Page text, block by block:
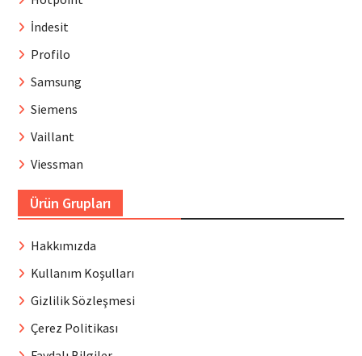
İndesit
Profilo
Samsung
Siemens
Vaillant
Viessman
Ürün Grupları
Hakkımızda
Kullanım Koşulları
Gizlilik Sözleşmesi
Çerez Politikası